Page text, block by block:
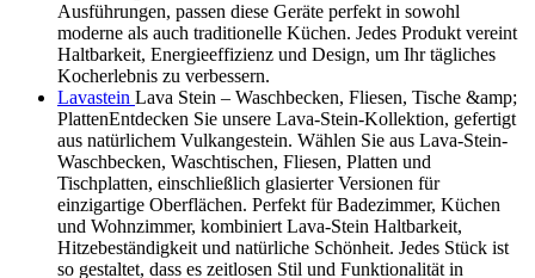
Ausführungen, passen diese Geräte perfekt in sowohl
moderne als auch traditionelle Küchen. Jedes Produkt vereint
Haltbarkeit, Energieeffizienz und Design, um Ihr tägliches
Kocherlebnis zu verbessern.
Lavastein Lava Stein – Waschbecken, Fliesen, Tische &amp;
PlattenEntdecken Sie unsere Lava-Stein-Kollektion, gefertigt
aus natürlichem Vulkangestein. Wählen Sie aus Lava-Stein-
Waschbecken, Waschtischen, Fliesen, Platten und
Tischplatten, einschließlich glasierter Versionen für
einzigartige Oberflächen. Perfekt für Badezimmer, Küchen
und Wohnzimmer, kombiniert Lava-Stein Haltbarkeit,
Hitzebeständigkeit und natürliche Schönheit. Jedes Stück ist
so gestaltet, dass es zeitlosen Stil und Funktionalität in